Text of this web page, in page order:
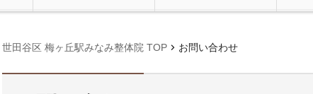
世田谷区 梅ヶ丘駅みなみ整体院 TOP chevron_right お問い合わせ